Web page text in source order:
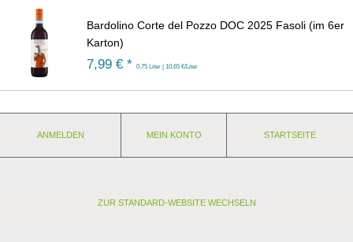
Bardolino Corte del Pozzo DOC 2025 Fasoli (im 6er
Karton)
7,99 € * 0.75 Liter | 10,65 €/Liter
ANMELDEN MEIN KONTO STARTSEITE
ZUR STANDARD-WEBSITE WECHSELN